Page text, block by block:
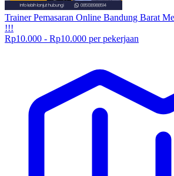
Trainer Pemasaran Online Bandung Barat
!!!
Rp10.000 - Rp10.000 per pekerjaan